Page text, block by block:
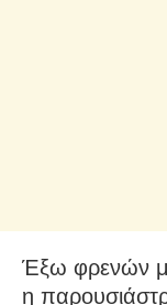
Έξω φρενών
η